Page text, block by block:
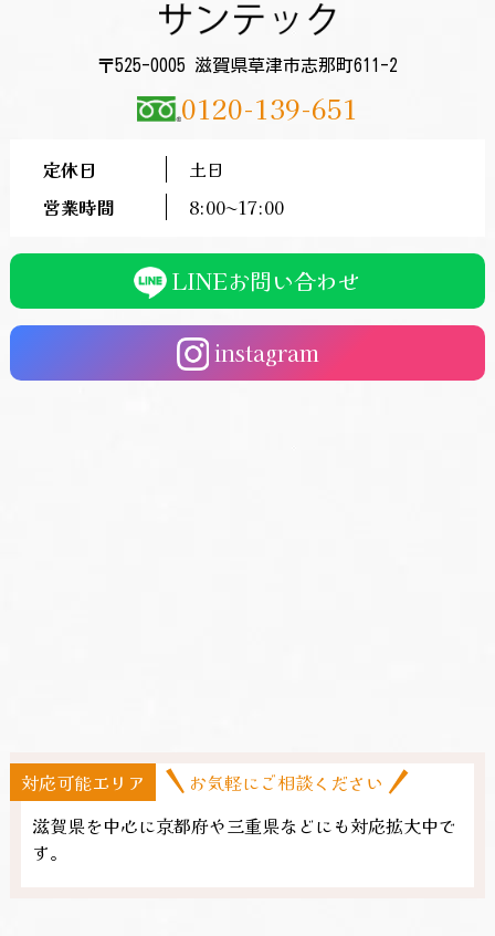
〒525-0005 滋賀県草津市志那町611-2
0120-139-651
定休日
土日
営業時間
8:00〜17:00
LINEお問い合わせ
instagram
対応可能エリア
お気軽にご相談ください
滋賀県を中心に京都府や三重県​などにも対応拡大中で
す。